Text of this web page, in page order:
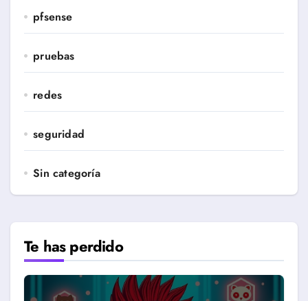
pfsense
pruebas
redes
seguridad
Sin categoría
Te has perdido